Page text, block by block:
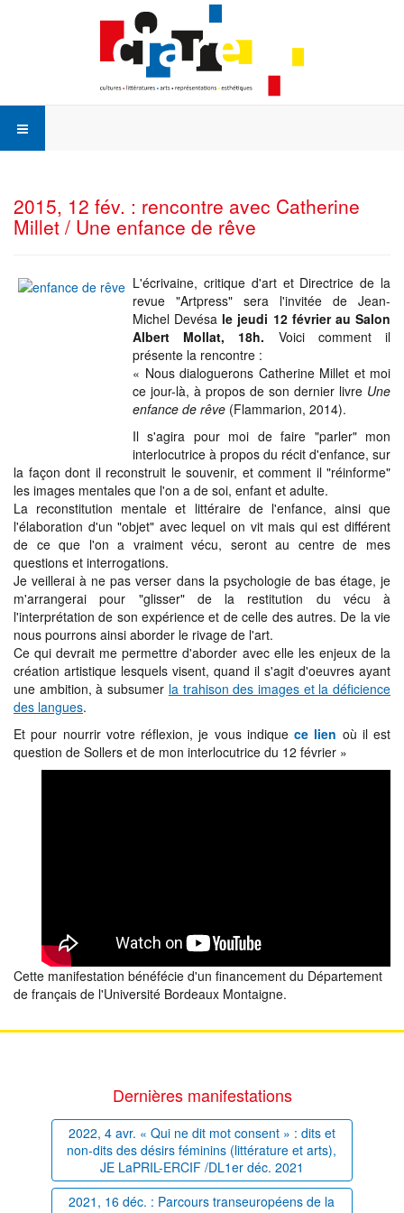
2015, 12 fév. : rencontre avec Catherine
Millet / Une enfance de rêve
L'écrivaine, critique d'art et Directrice de la
revue "Artpress" sera l'invitée de Jean-
Michel Devésa le jeudi 12 février au Salon
Albert Mollat, 18h. Voici comment il
présente la rencontre :
« Nous dialoguerons Catherine Millet et moi
ce jour-là, à propos de son dernier livre Une
enfance de rêve (Flammarion, 2014).
Il s'agira pour moi de faire "parler" mon
interlocutrice à propos du récit d'enfance, sur
la façon dont il reconstruit le souvenir, et comment il "réinforme"
les images mentales que l'on a de soi, enfant et adulte.
La reconstitution mentale et littéraire de l'enfance, ainsi que
l'élaboration d'un "objet" avec lequel on vit mais qui est différent
de ce que l'on a vraiment vécu, seront au centre de mes
questions et interrogations.
Je veillerai à ne pas verser dans la psychologie de bas étage, je
m'arrangerai pour "glisser" de la restitution du vécu à
l'interprétation de son expérience et de celle des autres. De la vie
nous pourrons ainsi aborder le rivage de l'art.
Ce qui devrait me permettre d'aborder avec elle les enjeux de la
création artistique lesquels visent, quand il s'agit d'oeuvres ayant
une ambition, à subsumer la trahison des images et la déficience
des langues.
Et pour nourrir votre réflexion, je vous indique ce lien où il est
question de Sollers et de mon interlocutrice du 12 février »
Cette manifestation bénéfécie d'un financement du Département
de français de l'Université Bordeaux Montaigne.
Dernières manifestations
2022, 4 avr. « Qui ne dit mot consent » : dits et
non-dits des désirs féminins (littérature et arts),
JE LaPRIL-ERCIF /DL1er déc. 2021
2021, 16 déc. : Parcours transeuropéens de la